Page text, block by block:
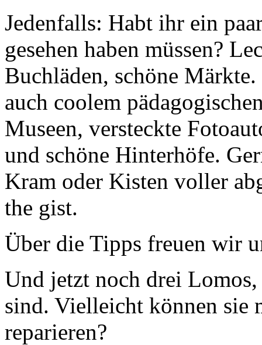
Jedenfalls: Habt ihr ein
gesehen haben müssen?
Buchläden, schöne
auch coolem
Museen, versteckte
und schöne Hinterhöfe.
Kram oder Kisten voller
the gist.
Über die Tipps freuen wir
Und jetzt noch drei
sind. Vielleicht können sie
reparieren?